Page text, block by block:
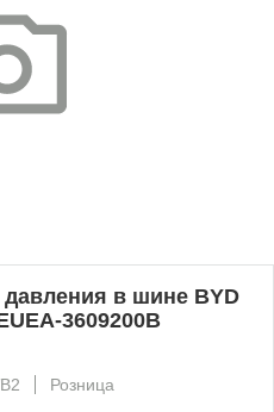
в шине BYD
3609200B
Розница